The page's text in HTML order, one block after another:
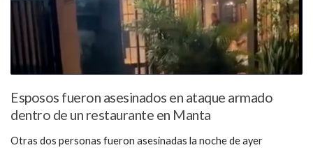
Esposos fueron asesinados en ataque armado
dentro de un restaurante en Manta
Otras dos personas fueron asesinadas la noche de ayer